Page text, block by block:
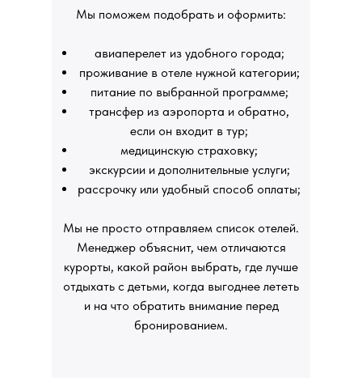
Мы поможем подобрать и оформить:
авиаперелет из удобного города;
проживание в отеле нужной категории;
питание по выбранной программе;
трансфер из аэропорта и обратно,
если он входит в тур;
медицинскую страховку;
экскурсии и дополнительные услуги;
рассрочку или удобный способ оплаты;
Мы не просто отправляем список отелей.
Менеджер объяснит, чем отличаются
курорты, какой район выбрать, где лучше
отдыхать с детьми, когда выгоднее лететь
и на что обратить внимание перед
бронированием.